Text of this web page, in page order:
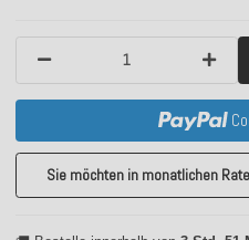
Sie möchten in monatlichen